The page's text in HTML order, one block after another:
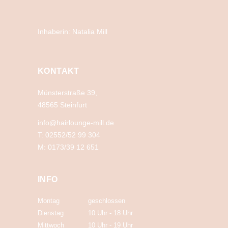
Inhaberin: Natalia Mill
KONTAKT
Münsterstraße 39,
48565 Steinfurt
info@hairlounge-mill.de
T: 02552/52 99 304
M: 0173/39 12 651
INFO
Montag
geschlossen
Dienstag
10 Uhr - 18 Uhr
Mittwoch
10 Uhr - 19 Uhr